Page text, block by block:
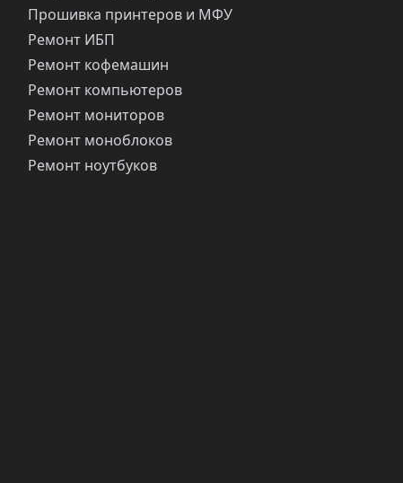
Прошивка принтеров и МФУ
Ремонт ИБП
Ремонт кофемашин
Ремонт компьютеров
Ремонт мониторов
Ремонт моноблоков
Ремонт ноутбуков